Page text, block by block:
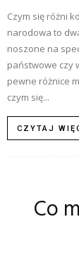
Czym się różni
narodowa to
noszone na
państwowe czy
pewne różnice
czym się...
CZYTAJ
Co